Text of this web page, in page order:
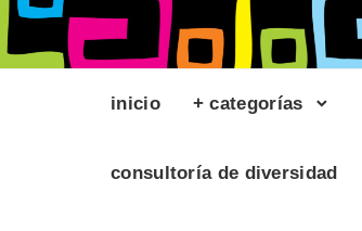
inicio + categorías
consultoría de diversidad